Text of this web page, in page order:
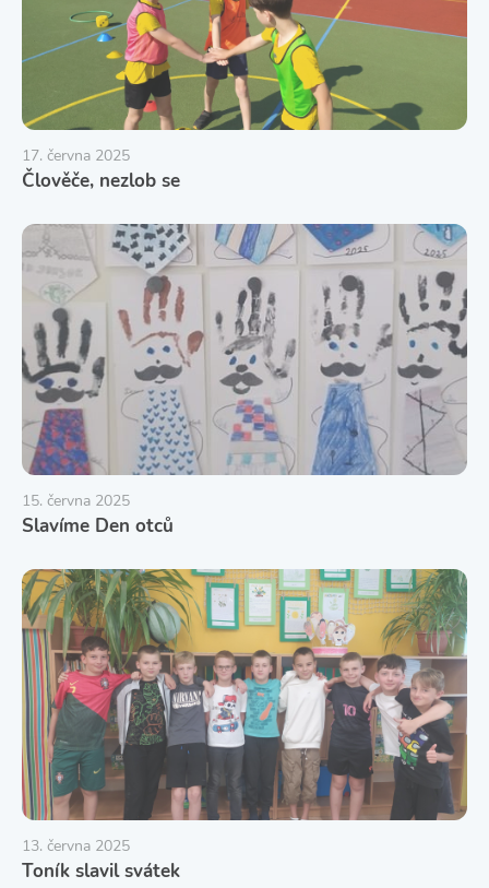
17. června 2025
Člověče, nezlob se
15. června 2025
Slavíme Den otců
13. června 2025
Toník slavil svátek